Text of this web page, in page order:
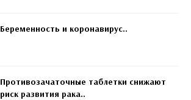
Беременность и коронавирус..
Противозачаточные таблетки снижают
риск развития рака..